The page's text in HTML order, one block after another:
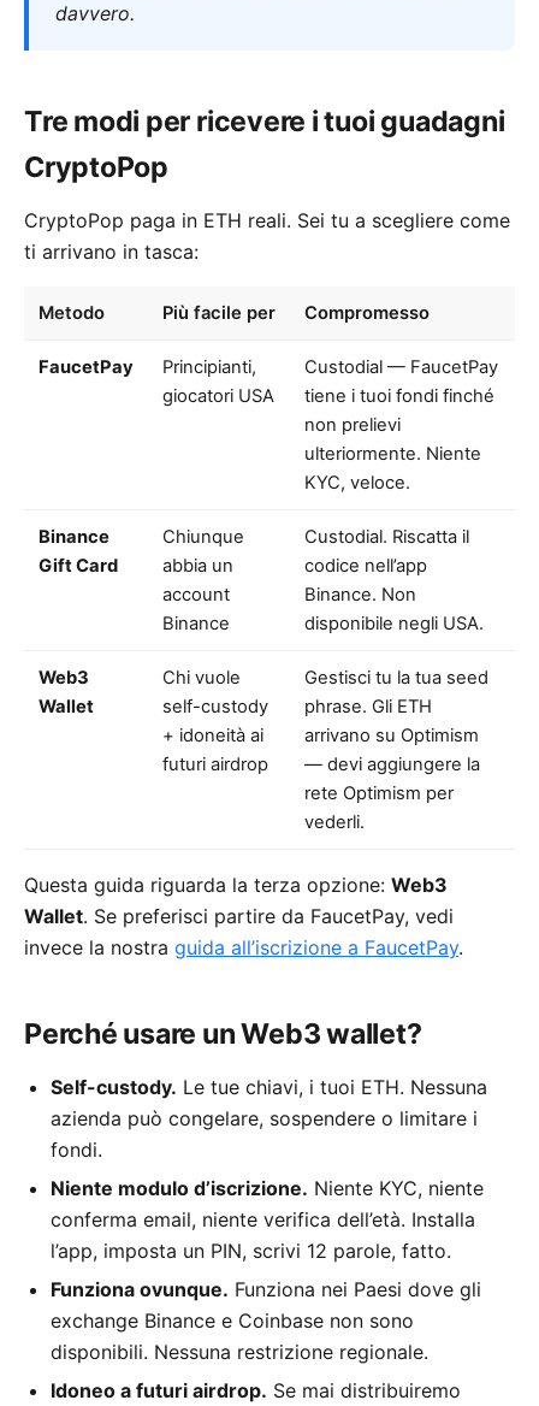
davvero.
Tre modi per ricevere i tuoi guadagni
CryptoPop
CryptoPop paga in ETH reali. Sei tu a scegliere come
ti arrivano in tasca:
Metodo Più facile per Compromesso
FaucetPay
Principianti,
giocatori USA
Custodial — FaucetPay
tiene i tuoi fondi finché
non prelievi
ulteriormente. Niente
KYC, veloce.
Binance
Gift Card
Chiunque
abbia un
account
Binance
Custodial. Riscatta il
codice nell’app
Binance. Non
disponibile negli USA.
Web3
Wallet
Chi vuole
self-custody
+ idoneità ai
futuri airdrop
Gestisci tu la tua seed
phrase. Gli ETH
arrivano su Optimism
— devi aggiungere la
rete Optimism per
vederli.
Questa guida riguarda la terza opzione: Web3
Wallet. Se preferisci partire da FaucetPay, vedi
invece la nostra guida all’iscrizione a FaucetPay.
Perché usare un Web3 wallet?
Self-custody. Le tue chiavi, i tuoi ETH. Nessuna
azienda può congelare, sospendere o limitare i
fondi.
Niente modulo d’iscrizione. Niente KYC, niente
conferma email, niente verifica dell’età. Installa
l’app, imposta un PIN, scrivi 12 parole, fatto.
Funziona ovunque. Funziona nei Paesi dove gli
exchange Binance e Coinbase non sono
disponibili. Nessuna restrizione regionale.
Idoneo a futuri airdrop. Se mai distribuiremo